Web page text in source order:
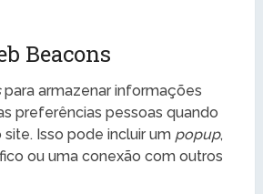
Beacons
para armazenar informações
preferências pessoas quando
Isso pode incluir um popup,
ou uma conexão com outros